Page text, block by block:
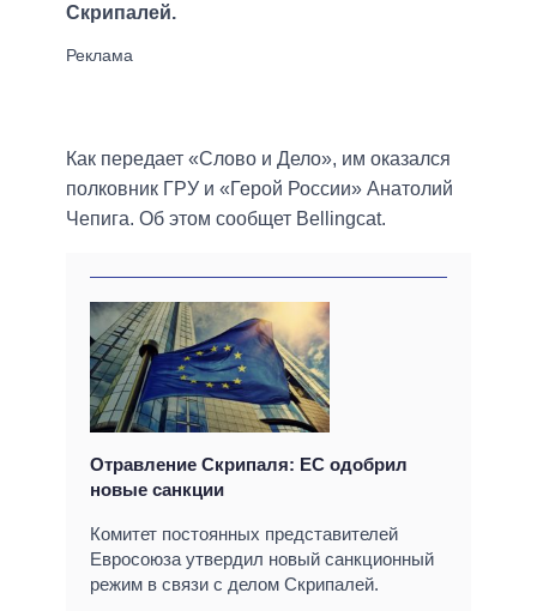
Скрипалей.
Как передает «Слово и Дело», им оказался
полковник ГРУ и «Герой России» Анатолий
Чепига. Об этом сообщет Bellingcat.
Отравление Скрипаля: ЕС одобрил
новые санкции
Комитет постоянных представителей
Евросоюза утвердил новый санкционный
режим в связи с делом Скрипалей.